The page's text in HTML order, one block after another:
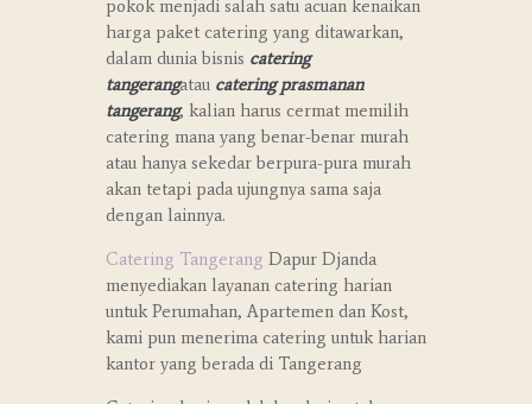
pokok menjadi salah satu acuan kenaikan
harga paket catering yang ditawarkan,
dalam dunia bisnis catering
tangerangatau catering prasmanan
tangerang, kalian harus cermat memilih
catering mana yang benar-benar murah
atau hanya sekedar berpura-pura murah
akan tetapi pada ujungnya sama saja
dengan lainnya.
Catering Tangerang Dapur Djanda
menyediakan layanan catering harian
untuk Perumahan, Apartemen dan Kost,
kami pun menerima catering untuk harian
kantor yang berada di Tangerang